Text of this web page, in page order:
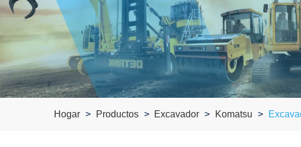
Hogar Productos Excavador Komatsu